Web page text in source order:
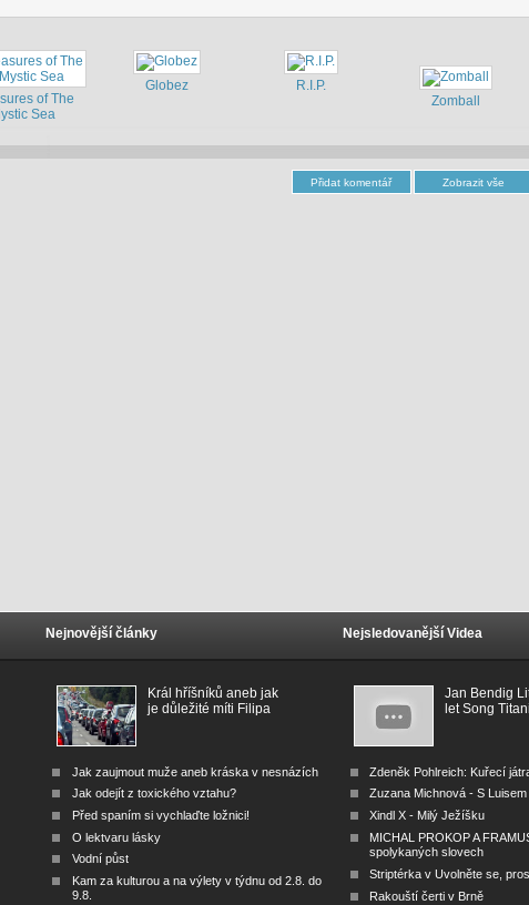
of The
Sea
Globez
R.I.P.
Zomball
Nejnovější články
Král hříšníků aneb jak
je důležité míti Filipa
Jak zaujmout muže aneb kráska v nesnázích
Jak odejít z toxického vztahu?
Před spaním si vychlaďte ložnici!
O lektvaru lásky
Vodní půst
Kam za kulturou a na výlety v týdnu od 2.8. do
9.8.
Nejsledovanější Videa
Jan Bendig
let Song
Zdeněk Pohlreich: Kuřecí
Zuzana Michnová - S Luisem
Xindl X - Milý Ježíšku
MICHAL PROKOP A
spolykaných slovech
Striptérka v Uvolněte se,
Rakouští čerti v Brně